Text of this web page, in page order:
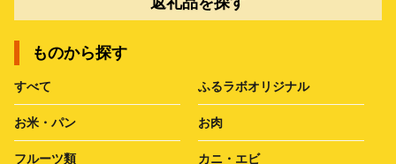
ものから探す
すべて ふるラボオリジナル
お米・パン お肉
フルーツ類 カニ・エビ